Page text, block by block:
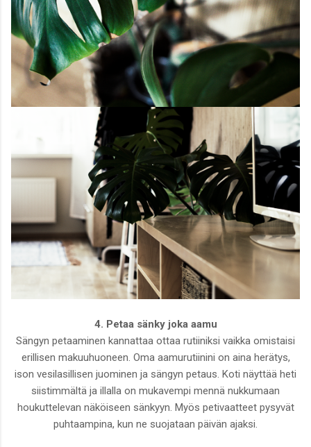
4. Petaa sänky joka aamu
Sängyn petaaminen kannattaa ottaa rutiiniksi vaikka omistaisi
erillisen makuuhuoneen. Oma aamurutiinini on aina herätys,
ison vesilasillisen juominen ja sängyn petaus. Koti näyttää heti
siistimmältä ja illalla on mukavempi mennä nukkumaan
houkuttelevan näköiseen sänkyyn. Myös petivaatteet pysyvät
puhtaampina, kun ne suojataan päivän ajaksi.